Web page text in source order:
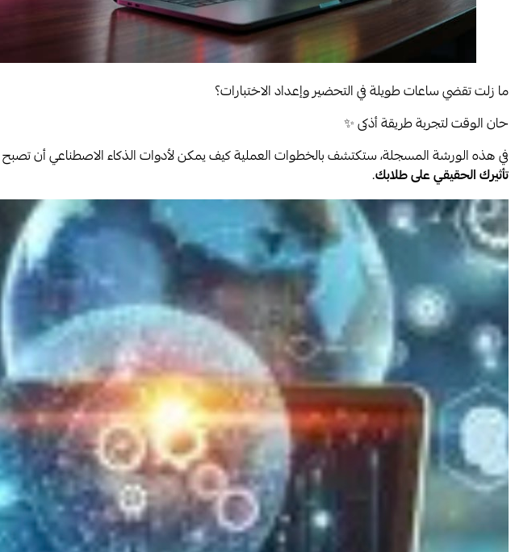
ما زلت تقضي ساعات طويلة في التحضير وإعداد الاختبارات؟
حان الوقت لتجربة طريقة أذكى ✨
في هذه الورشة المسجلة، ستكتشف بالخطوات العملية كيف يمكن لأدوات الذكاء الاصطناعي أن تصبح
تأثيرك الحقيقي على طلابك.